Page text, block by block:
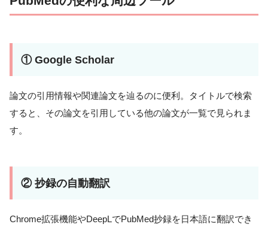
① Google Scholar
論文の引用情報や関連論文を辿るのに便利。タイトルで検索
すると、その論文を引用している他の論文が一覧で見られま
す。
② 抄録の自動翻訳
Chrome拡張機能やDeepLでPubMed抄録を日本語に翻訳でき